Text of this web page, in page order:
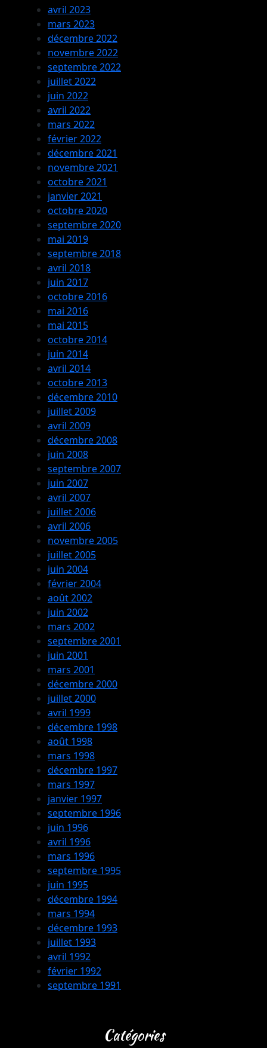
avril 2023
mars 2023
décembre 2022
novembre 2022
septembre 2022
juillet 2022
juin 2022
avril 2022
mars 2022
février 2022
décembre 2021
novembre 2021
octobre 2021
janvier 2021
octobre 2020
septembre 2020
mai 2019
septembre 2018
avril 2018
juin 2017
octobre 2016
mai 2016
mai 2015
octobre 2014
juin 2014
avril 2014
octobre 2013
décembre 2010
juillet 2009
avril 2009
décembre 2008
juin 2008
septembre 2007
juin 2007
avril 2007
juillet 2006
avril 2006
novembre 2005
juillet 2005
juin 2004
février 2004
août 2002
juin 2002
mars 2002
septembre 2001
juin 2001
mars 2001
décembre 2000
juillet 2000
avril 1999
décembre 1998
août 1998
mars 1998
décembre 1997
mars 1997
janvier 1997
septembre 1996
juin 1996
avril 1996
mars 1996
septembre 1995
juin 1995
décembre 1994
mars 1994
décembre 1993
juillet 1993
avril 1992
février 1992
septembre 1991
Catégories